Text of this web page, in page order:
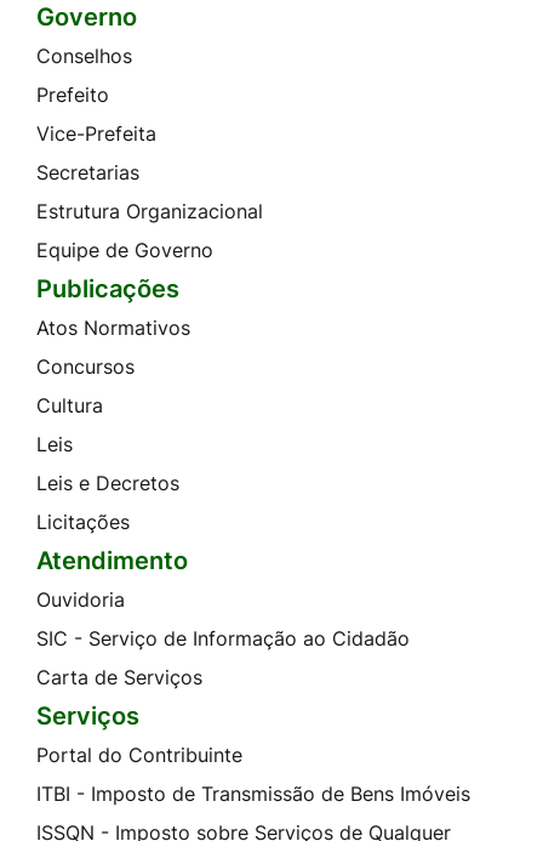
Governo
Conselhos
Prefeito
Vice-Prefeita
Secretarias
Estrutura Organizacional
Equipe de Governo
Publicações
Atos Normativos
Concursos
Cultura
Leis
Leis e Decretos
Licitações
Atendimento
Ouvidoria
SIC - Serviço de Informação ao Cidadão
Carta de Serviços
Serviços
Portal do Contribuinte
ITBI - Imposto de Transmissão de Bens Imóveis
ISSQN - Imposto sobre Serviços de Qualquer